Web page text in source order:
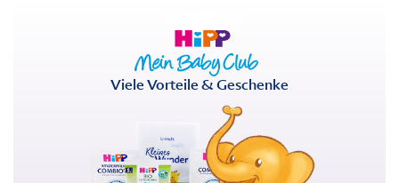
Viele Vorteile & Geschenke